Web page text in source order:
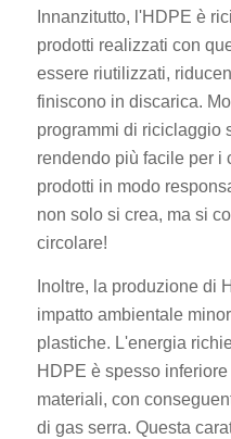
Innanzitutto, l'HDPE è
prodotti realizzati con
essere riutilizzati,
finiscono in discarica.
programmi di riciclaggio
rendendo più facile per i
prodotti in modo
non solo si crea, ma si
circolare!
Inoltre, la produzione di
impatto ambientale
plastiche. L'energia
HDPE è spesso
materiali, con
di gas serra. Questa